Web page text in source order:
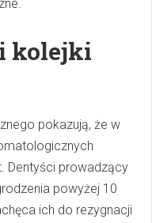
kolejki
pokazują, że w
Dentyści prowadzący
powyżej 10
ich do rezygnacji